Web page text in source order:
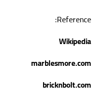
Reference:
Wikipedia
marblesmore.com
bricknbolt.com